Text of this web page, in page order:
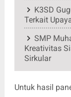
K3SD
Terkait
SMP
Kreativitas
Sirkular
Untuk hasil